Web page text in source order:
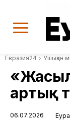
Евразия24 Ушыққан
артық
06.07.2026